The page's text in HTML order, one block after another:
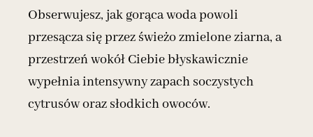
Obserwujesz, jak gorąca woda powoli
przesącza się przez świeżo zmielone ziarna, a
przestrzeń wokół Ciebie błyskawicznie
wypełnia intensywny zapach soczystych
cytrusów oraz słodkich owoców.